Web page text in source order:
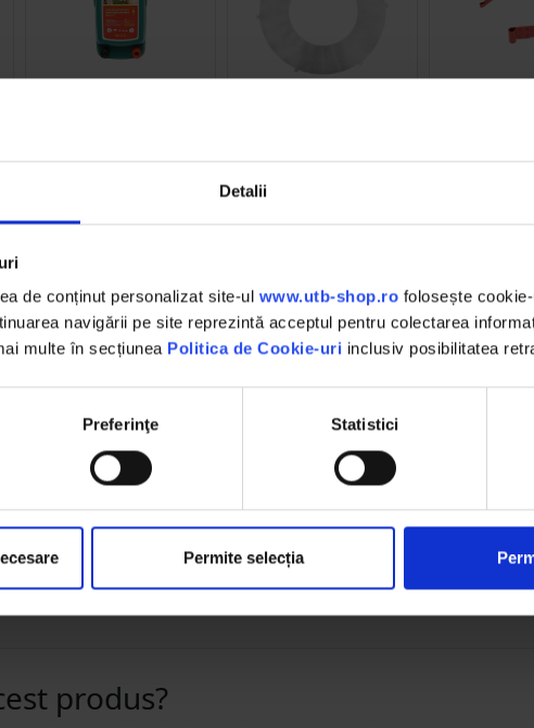
Detalii
de conținut personalizat site-ul www.utb-shop.ro folosește
navigării pe site reprezintă acceptul pentru colectarea
multe în secțiunea Politica de Cookie-uri inclusiv posibilitatea
Preferinţe Statistici
Permite selecția
12V/220V, IP54 Breckner
206.57 RON 160.00 RON
Banda
troliu
DESCHIDERE COLET
La livrare, verifici produsele
împreună cu șoferul înainte de a
face plata
produs?